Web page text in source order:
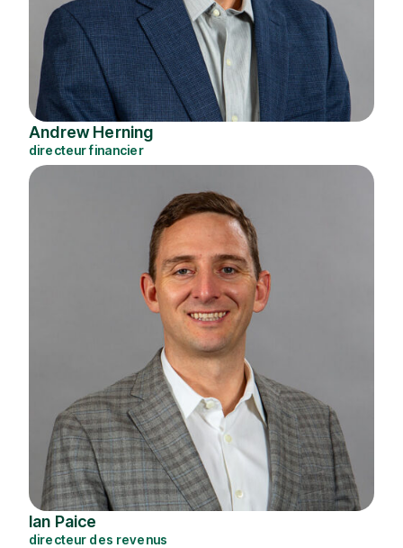
directeur financier
Andrew Herning
directeur des revenus
Ian Paice